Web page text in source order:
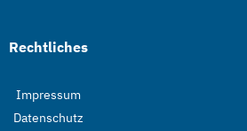
Rechtliches
Impressum
Datenschutz